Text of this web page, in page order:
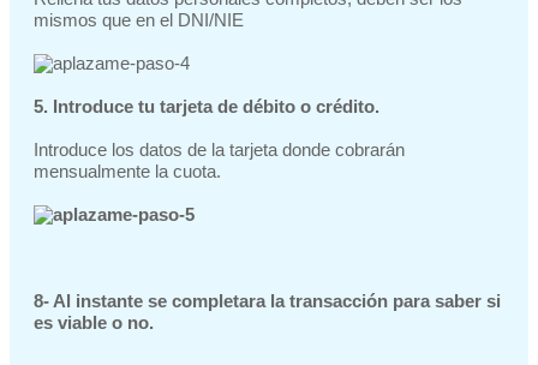
mismos que en el DNI/NIE
5. Introduce tu tarjeta de débito o crédito.
Introduce los datos de la tarjeta donde cobrarán
mensualmente la cuota.
8- Al instante se completara la transacción para saber si
es viable o no.